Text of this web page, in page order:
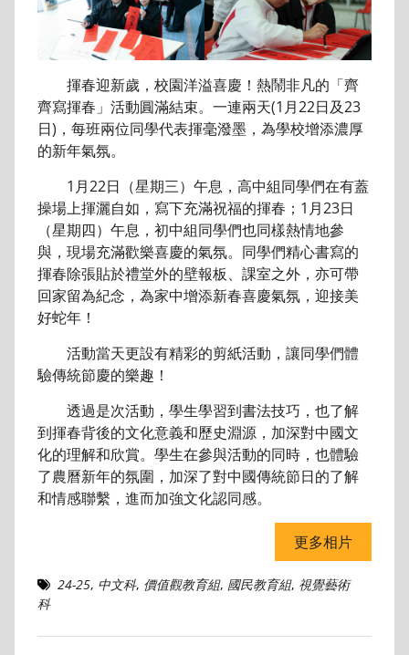
揮春迎新歲，校園洋溢喜慶！熱鬧非凡的「齊
齊寫揮春」活動圓滿結束。一連兩天(1月22日及23
日)，每班兩位同學代表揮毫潑墨，為學校增添濃厚
的新年氣氛。
1月22日（星期三）午息，高中組同學們在有蓋
操場上揮灑自如，寫下充滿祝福的揮春；1月23日
（星期四）午息，初中組同學們也同樣熱情地參
與，現場充滿歡樂喜慶的氣氛。同學們精心書寫的
揮春除張貼於禮堂外的壁報板、課室之外，亦可帶
回家留為紀念，為家中增添新春喜慶氣氛，迎接美
好蛇年！
活動當天更設有精彩的剪紙活動，讓同學們體
驗傳統節慶的樂趣！
透過是次活動，學生學習到書法技巧，也了解
到揮春背後的文化意義和歷史淵源，加深對中國文
化的理解和欣賞。學生在參與活動的同時，也體驗
了農曆新年的氛圍，加深了對中國傳統節日的了解
和情感聯繫，進而加強文化認同感。
更多相片
24-25, 中文科, 價值觀教育組, 國民教育組, 視覺藝術
科